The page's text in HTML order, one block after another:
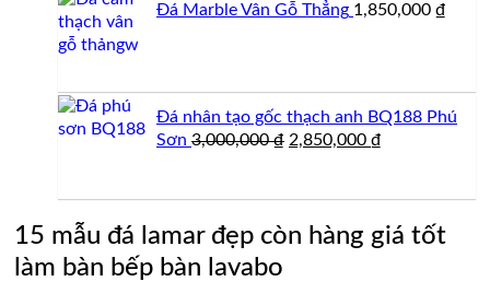
Đá Marble Vân Gỗ Thẳng 1,850,000 ₫
Đá nhân tạo gốc thạch anh BQ188 Phú
Sơn 3,000,000₫ Giá
2,850,000 ₫
2,850,000 ₫.
15 mẫu đá lamar đẹp còn hàng giá tốt
làm bàn bếp bàn lavabo